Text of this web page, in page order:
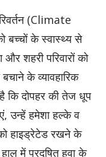
(Climate
बच्चों के स्वास्थ्य से
शहरी परिवारों को
के व्यावहारिक
कि दोपहर की तेज धूप
उन्हें हमेशा हल्के व
हाइड्रेटेड रखने के
में प्रदूषित हवा के